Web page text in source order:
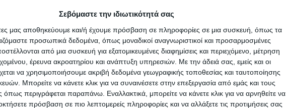
Σεβόμαστε την ιδιωτικότητά σας
μας αποθηκεύουμε και/ή έχουμε πρόσβαση σε πληροφορίες σε μια συσκευή, όπως τα
προσωπικά δεδομένα, όπως μοναδικοί αναγνωριστικοί και προσαρμοσμένες
από μια συσκευή για εξατομικευμένες διαφημίσεις και περιεχόμενο, μέτρηση
έρευνα ακροατηρίου και ανάπτυξη υπηρεσιών. Με την άδειά σας, εμείς και οι
να χρησιμοποιήσουμε ακριβή δεδομένα γεωγραφικής τοποθεσίας και ταυτοποίησης
Μπορείτε να κάνετε κλικ για να συναινέσετε στην επεξεργασία από εμάς και τους
περιγράφεται παραπάνω. Εναλλακτικά, μπορείτε να κάνετε κλικ για να αρνηθείτε να
πρόσβαση σε πιο λεπτομερείς πληροφορίες και να αλλάξετε τις προτιμήσεις σας
διαμονής του τέκνου, που επιδρά ουσιωδώς στο δικαίωμα επικοινωνίας
συμφωνία των γονέων ή προηγούμενη δικαστική απόφαση έπειτα
μπορεί να διατάξει κάθε πρόσφορο μέσο».
έκθεση επισημαίνει ότι με τον τρόπο αυτό διευκρινίζεται ότι, μολονότι ο
που ασκεί την επιμέλεια, η μεταβολή του τόπου διαμονής που επηρεάζει
να γίνει έπειτα από σύμφωνη γνώμη του γονέα που έχει το δικαίωμα
αντικείμενο της ρύθμισης δεν είναι οποιαδήποτε μετακίνηση του ανηλίκου